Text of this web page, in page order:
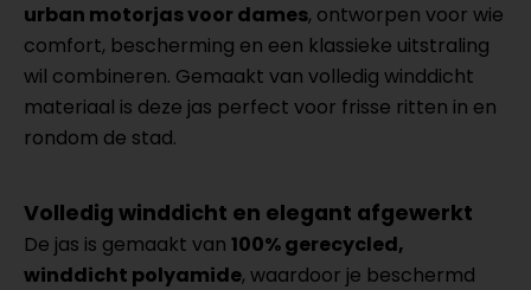
urban motorjas voor dames, ontworpen voor wie
comfort, bescherming en een klassieke uitstraling
wil combineren. Gemaakt van volledig winddicht
materiaal is deze jas perfect voor frisse ritten in en
rondom de stad.
Volledig winddicht en elegant afgewerkt
De jas is gemaakt van 100% gerecycled,
winddicht polyamide, waardoor je beschermd